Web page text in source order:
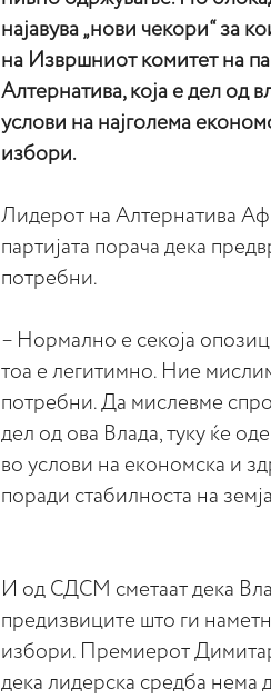
најавува „нови чекори“ за
на Извршниот комитет на
Алтернатива, која е дел од
услови на најголема
избори.
Лидерот на Алтернатива
партијата порача дека
потребни.
– Нормално е секоја
тоа е легитимно. Ние
потребни. Да мислевме
дел од ова Влада, туку ќе
во услови на економска и
поради стабилноста на
И од СДСМ сметаат дека
предизвиците што ги
избори. Премиерот Димитар
дека лидерска средба нема